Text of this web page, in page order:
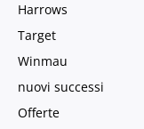
Harrows
Target
Winmau
nuovi successi
Offerte